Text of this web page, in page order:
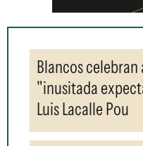
Blancos
"inusitada
Luis Lacalle Pou